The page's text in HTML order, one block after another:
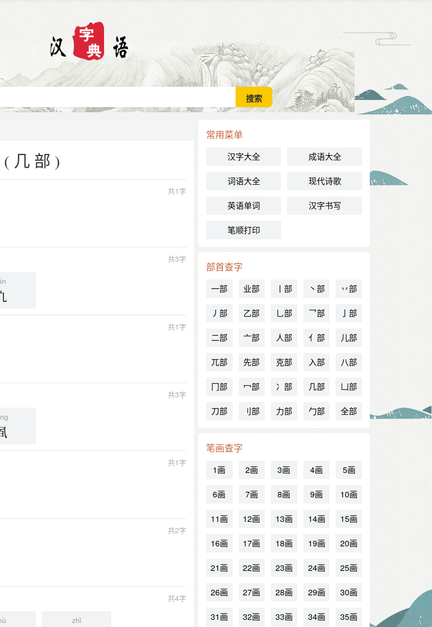
几部)
共1字
共3字
共1字
共3字
共1字
共2字
共4字
zhǐ
常用菜单
汉字大全 成语大全
词语大全 现代诗歌
英语单词 汉字书写
笔顺打印
部首查字
一部 业部 丨部 丶部 丷部
丿部 乙部 乚部 乛部 亅部
二部 亠部 人部 亻部 儿部
兀部 先部 克部 入部 八部
冂部 冖部 冫部 几部 凵部
刀部 刂部 力部 勹部 全部
笔画查字
1画 2画 3画 4画 5画
6画 7画 8画 9画 10画
11画 12画 13画 14画 15画
16画 17画 18画 19画 20画
21画 22画 23画 24画 25画
26画 27画 28画 29画 30画
31画 32画 33画 34画 35画